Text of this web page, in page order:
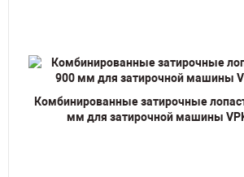
Комбинированные затирочные
мм для затирочной машины